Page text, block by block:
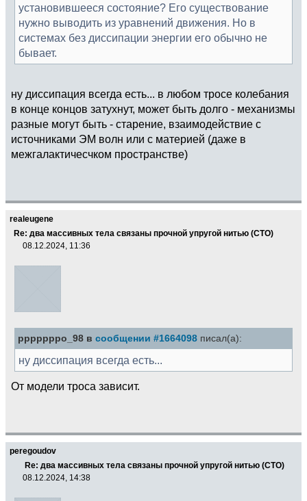
установившееся состояние? Его существование
нужно выводить из уравнений движения. Но в
системах без диссипации энергии его обычно не
бывает.
ну диссипация всегда есть... в любом тросе колебания
в конце концов затухнут, может быть долго - механизмы
разные могут быть - старение, взаимодействие с
источниками ЭМ волн или с материей (даже в
межгалактичесчком пространстве)
realeugene
Re: два массивных тела связаны прочной упругой нитью (СТО)
08.12.2024, 11:36
pppppppo_98 в сообщении #1664098 писал(а):
ну диссипация всегда есть...
От модели троса зависит.
peregoudov
Re: два массивных тела связаны прочной упругой нитью (СТО)
08.12.2024, 14:38